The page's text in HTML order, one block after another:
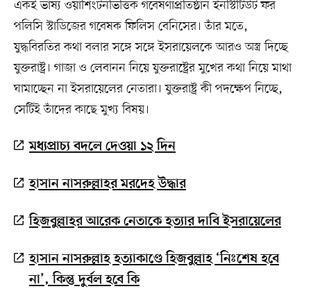
একই ভাষ্য ওয়াশিংটনভিত্তিক গবেষণাপ্রতিষ্ঠান ইনস্টিটিউট ফর
পলিসি স্টাডিজের গবেষক ফিলিস বেনিসের। তাঁর মতে,
যুদ্ধবিরতির কথা বলার সঙ্গে সঙ্গে ইসরায়েলকে আরও অস্ত্র দিচ্ছে
যুক্তরাষ্ট্র। গাজা ও লেবানন নিয়ে যুক্তরাষ্ট্রের মুখের কথা নিয়ে মাথা
ঘামাচ্ছেন না ইসরায়েলের নেতারা। যুক্তরাষ্ট্র কী পদক্ষেপ নিচ্ছে,
সেটিই তাঁদের কাছে মুখ্য বিষয়।
মধ্যপ্রাচ্য বদলে দেওয়া ১২ দিন
হাসান নাসরুল্লাহর মরদেহ উদ্ধার
হিজবুল্লাহর আরেক নেতাকে হত্যার দাবি ইসরায়েলের
হাসান নাসরুল্লাহ হত্যাকাণ্ডে হিজবুল্লাহ ‘নিঃশেষ হবে
না’, কিন্তু দুর্বল হবে কি